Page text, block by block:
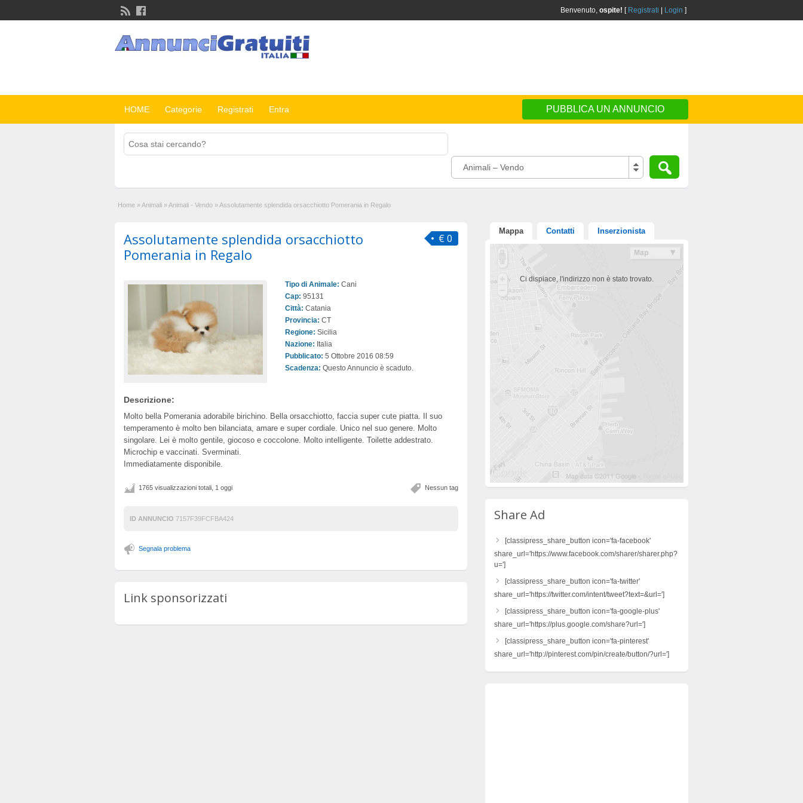
Benvenuto, ospite! [ Registrati Login ]
HOME Categorie Registrati Entra PUBBLICA UN ANNUNCIO
Animali – Vendo
Home »Animali »Animali - Vendo »Assolutamente splendida orsacchiotto Pomerania in Regalo
€ 0
Assolutamente splendida orsacchiotto
Pomerania in Regalo
Tipo di Animale: Cani
Cap: 95131
Città: Catania
Provincia: CT
Regione: Sicilia
Nazione: Italia
Pubblicato: 5 Ottobre 2016 08:59
Scadenza: Questo Annuncio è scaduto.
Descrizione:
Molto bella Pomerania adorabile birichino. Bella orsacchiotto, faccia super cute piatta. Il suo
temperamento è molto ben bilanciata, amare e super cordiale. Unico nel suo genere. Molto
singolare. Lei è molto gentile, giocoso e coccolone. Molto intelligente. Toilette addestrato.
Microchip e vaccinati. Sverminati.
Immediatamente disponibile.
Nessun tag
1765 visualizzazioni totali, 1 oggi
ID ANNUNCIO 7157F39FCFBA424
Segnala problema
Link sponsorizzati
Mappa Contatti Inserzionista
Ci dispiace, l'indirizzo non è stato trovato.
Share Ad
[classipress_share_button icon='fa-facebook'
share_url='https://www.facebook.com/sharer/sharer.php?
u=']
[classipress_share_button icon='fa-twitter'
share_url='https://twitter.com/intent/tweet?text=&url=']
[classipress_share_button icon='fa-google-plus'
share_url='https://plus.google.com/share?url=']
[classipress_share_button icon='fa-pinterest'
share_url='http://pinterest.com/pin/create/button/?url=']